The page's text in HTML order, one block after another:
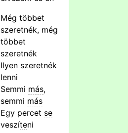
Még többet
szeretnék, még
többet
szeretnék
Ilyen szeretnék
lenni
Semmi más,
semmi más
Egy percet se
veszíteni